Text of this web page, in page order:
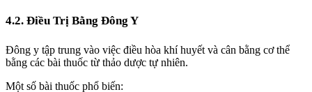
4.2. Điều Trị Bằng Đông Y
Đông y tập trung vào việc điều hòa khí huyết và cân bằng cơ thể
bằng các bài thuốc từ thảo dược tự nhiên.
Một số bài thuốc phổ biến: